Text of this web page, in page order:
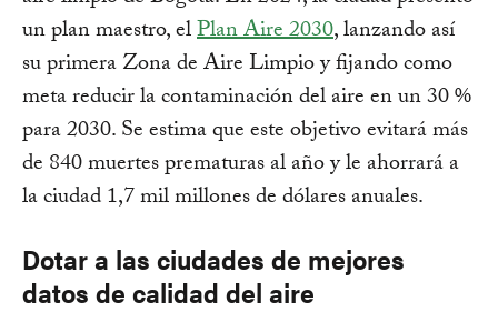
un plan maestro, elPlan Aire 2030, lanzando así
su primera Zona de Aire Limpio y fijando como
meta reducir la contaminación del aire en un 30 %
para 2030. Se estima que este objetivo evitará más
de 840 muertes prematuras al año y le ahorrará a
la ciudad 1,7 mil millones de dólares anuales.
Dotar a las ciudades de mejores
datos de calidad del aire